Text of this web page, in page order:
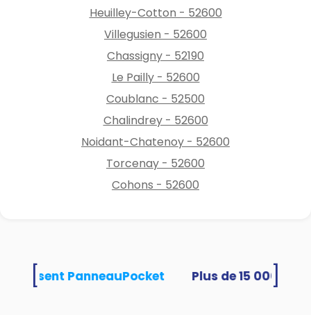
Heuilley-Cotton - 52600
Villegusien - 52600
Chassigny - 52190
Le Pailly - 52600
Coublanc - 52500
Chalindrey - 52600
Noidant-Chatenoy - 52600
Torcenay - 52600
Cohons - 52600
utilisent PanneauPocket